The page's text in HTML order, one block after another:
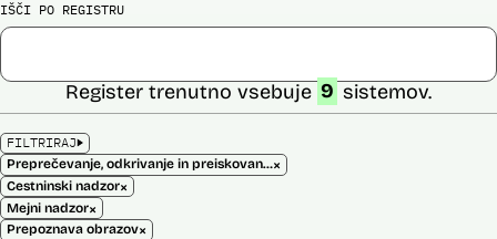
IŠČI PO REGISTRU
FILTRIRAJ
Preprečevanje, odkrivanje in preiskovanje kaznivih dejanj×
Cestninski nadzor×
Mejni nadzor×
Prepoznava obrazov×
Register trenutno vsebuje 9 sistemov.